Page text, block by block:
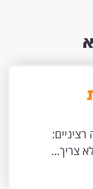
צריך...